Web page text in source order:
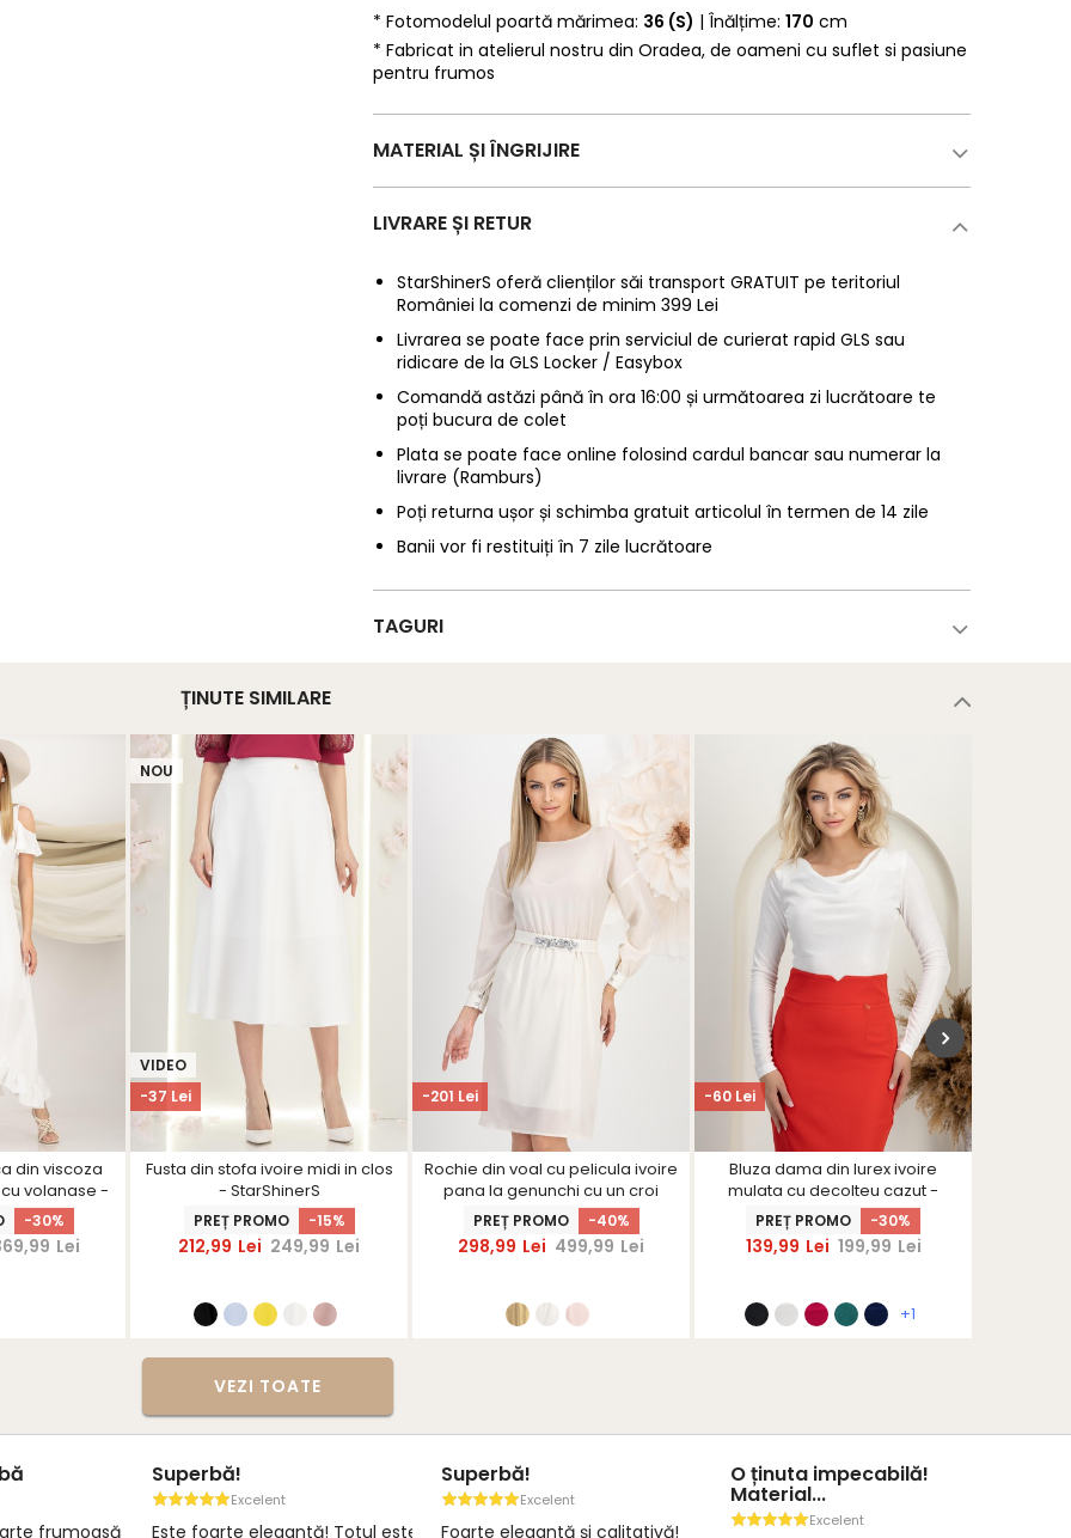
* Fotomodelul poartă mărimea: 36 (S) | Înălțime:170 cm
* Fabricat in atelierul nostru din Oradea, de oameni cu suflet si pasiune
pentru frumos
MATERIAL ȘI ÎNGRIJIRE
LIVRARE ȘI RETUR
StarShinerS oferă clienților săi transport GRATUIT pe teritoriul
României la comenzi de minim 399 Lei
Livrarea se poate face prin serviciul de curierat rapid GLS sau
ridicare de la GLS Locker / Easybox
Comandă astăzi până în ora 16:00 și următoarea zi lucrătoare te
poți bucura de colet
Plata se poate face online folosind cardul bancar sau numerar la
livrare (Ramburs)
Poți returna ușor și schimba gratuit articolul în termen de 14 zile
Banii vor fi restituiți în 7 zile lucrătoare
TAGURI
ȚINUTE SIMILARE
din viscoza
volanase -
-30%
Lei
-37 Lei
VIDEO
NOU
Fusta din stofa ivoire midi in clos
- StarShinerS
PREȚ PROMO -15%
212,99 Lei 249,99 Lei
-201 Lei
Rochie din voal cu pelicula ivoire
pana la genunchi cu un croi
drept cu elastic in talie cu
aplicatii stralucitoare pe cordon
- StarShinerS
PREȚ PROMO -40%
298,99 Lei 499,99 Lei
-60 Lei
Bluza dama din lurex ivoire
mulata cu decolteu cazut -
StarShinerS
PREȚ PROMO -30%
139,99 Lei 199,99 Lei
+1
VEZI TOATE
frumoasă ,
Superbă!
Excelent
Este foarte elegantă! Totul este la
Superbă!
Excelent
Foarte elegantă și calitativă!
O ținuta impecabilă!
Material...
Excelent